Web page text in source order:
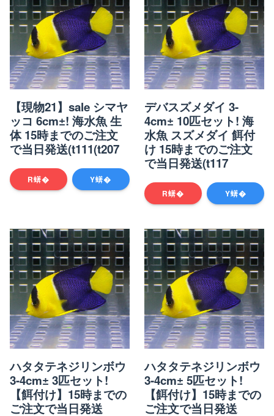
【現物21】sale シマヤ
ッコ 6cm±! 海水魚 生
体 15時までのご注文
で当日発送(t111(t207
R蠎� Y蠎�
デバスズメダイ 3-
4cm± 10匹セット! 海
水魚 スズメダイ 餌付
け 15時までのご注文
で当日発送(t117
R蠎� Y蠎�
ハタタテネジリンボウ
3-4cm± 3匹セット!
【餌付け】15時までの
ご注文で当日発送
ハタタテネジリンボウ
3-4cm± 5匹セット!
【餌付け】15時までの
ご注文で当日発送